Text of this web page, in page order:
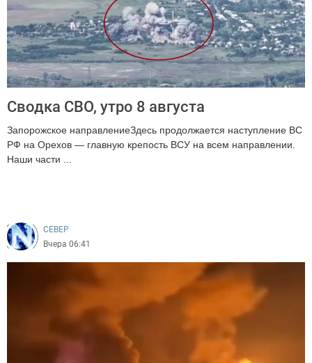
Сводка СВО, утро 8 августа
Запорожское направлениеЗдесь продолжается наступление ВС
РФ на Орехов — главную крепость ВСУ на всем направлении.
Наши части ...
CEВЕР
Вчера 06:41